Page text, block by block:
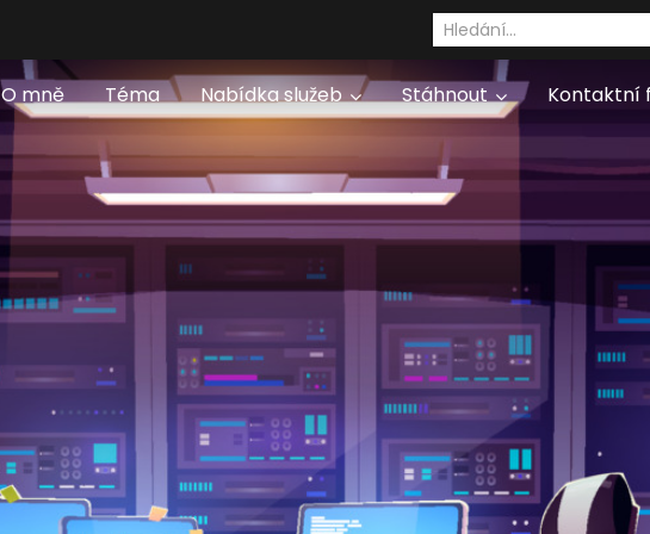
O mně Téma Nabídka služeb Stáhnout Kontaktní